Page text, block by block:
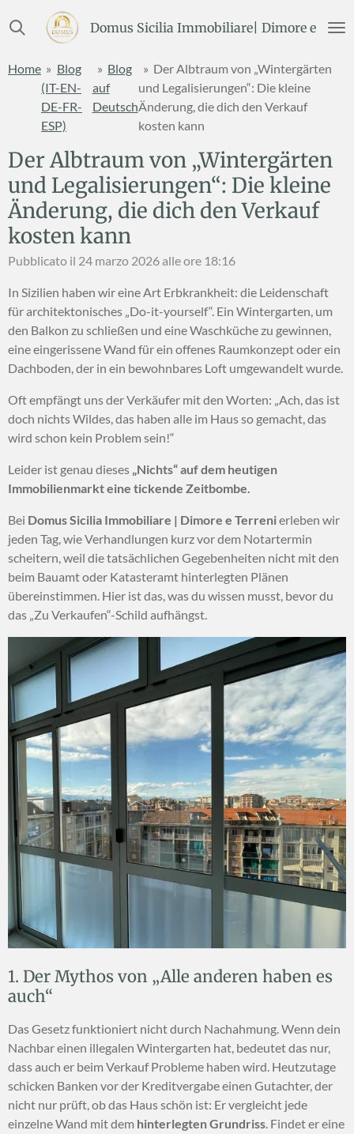
al
principale
Domus Sicilia Immobiliare| Dimore e
Home » Blog
(IT-EN-
DE-FR-
ESP)
» Blog
auf
Deutsch
» Der Albtraum von „Wintergärten
und Legalisierungen“: Die kleine
Änderung, die dich den Verkauf
kosten kann
Der Albtraum von „Wintergärten
und Legalisierungen“: Die kleine
Änderung, die dich den Verkauf
kosten kann
Pubblicato il 24 marzo 2026 alle ore 18:16
In Sizilien haben wir eine Art Erbkrankheit: die Leidenschaft
für architektonisches „Do-it-yourself“. Ein Wintergarten, um
den Balkon zu schließen und eine Waschküche zu gewinnen,
eine eingerissene Wand für ein offenes Raumkonzept oder ein
Dachboden, der in ein bewohnbares Loft umgewandelt wurde.
Oft empfängt uns der Verkäufer mit den Worten: „Ach, das ist
doch nichts Wildes, das haben alle im Haus so gemacht, das
wird schon kein Problem sein!“
Leider ist genau dieses „Nichts“ auf dem heutigen
Immobilienmarkt eine tickende Zeitbombe.
Bei Domus Sicilia Immobiliare | Dimore e Terrenierleben wir
jeden Tag, wie Verhandlungen kurz vor dem Notartermin
scheitern, weil die tatsächlichen Gegebenheiten nicht mit den
beim Bauamt oder Katasteramt hinterlegten Plänen
übereinstimmen. Hier ist das, was du wissen musst, bevor du
das „Zu Verkaufen“-Schild aufhängst.
1. Der Mythos von „Alle anderen haben es
auch“
Das Gesetz funktioniert nicht durch Nachahmung. Wenn dein
Nachbar einen illegalen Wintergarten hat, bedeutet das nur,
dass auch er beim Verkauf Probleme haben wird. Heutzutage
schicken Banken vor der Kreditvergabe einen Gutachter, der
nicht nur prüft, ob das Haus schön ist: Er vergleicht jede
einzelne Wand mit dem hinterlegten Grundriss. Findet er eine